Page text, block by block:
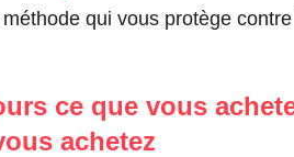
qui vous protège
ce que vous
achetez